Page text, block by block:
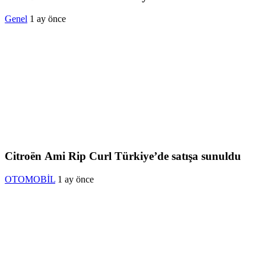
Genel 1 ay önce
Citroën Ami Rip Curl Türkiye’de satışa sunuldu
OTOMOBİL 1 ay önce